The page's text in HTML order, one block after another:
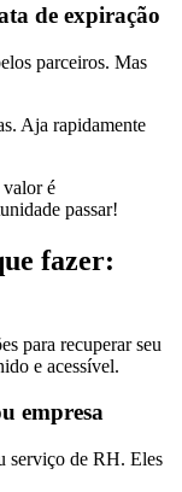
de expiração
parceiros. Mas
Aja rapidamente
valor é
passar!
fazer:
para recuperar seu
e acessível.
empresa
serviço de RH. Eles